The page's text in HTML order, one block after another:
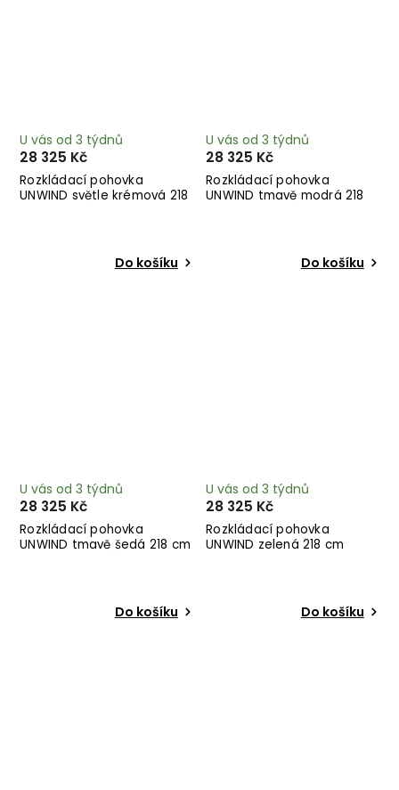
Rozkládací pohovka
UNWIND světle krémová 218
U vás od 3 týdnů
28 325 Kč
Do košíku
Rozkládací pohovka
UNWIND tmavě modrá 218
U vás od 3 týdnů
28 325 Kč
Do košíku
Rozkládací pohovka
UNWIND tmavě šedá 218 cm
U vás od 3 týdnů
28 325 Kč
Do košíku
Rozkládací pohovka
UNWIND zelená 218 cm
U vás od 3 týdnů
28 325 Kč
Do košíku